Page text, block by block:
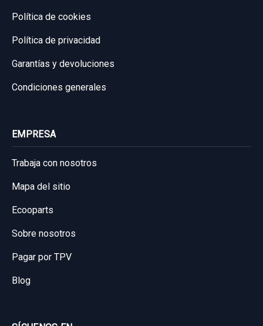
Política de cookies
Política de privacidad
Garantías y devoluciones
Condiciones generales
EMPRESA
Trabaja con nosotros
Mapa del sitio
Ecooparts
Sobre nosotros
Pagar por TPV
Blog